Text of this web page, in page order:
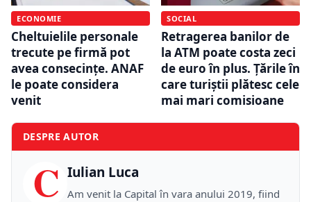
ECONOMIE
Cheltuielile personale
trecute pe firmă pot
avea consecințe. ANAF
le poate considera
venit
SOCIAL
Retragerea banilor de
la ATM poate costa zeci
de euro în plus. Țările în
care turiștii plătesc cele
mai mari comisioane
DESPRE AUTOR
C Iulian Luca
Am venit la Capital în vara anului 2019, fiind